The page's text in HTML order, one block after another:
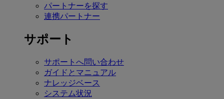
パートナーを探す
連携パートナー
サポート
サポートへ問い合わせ
ガイドとマニュアル
ナレッジベース
システム状況